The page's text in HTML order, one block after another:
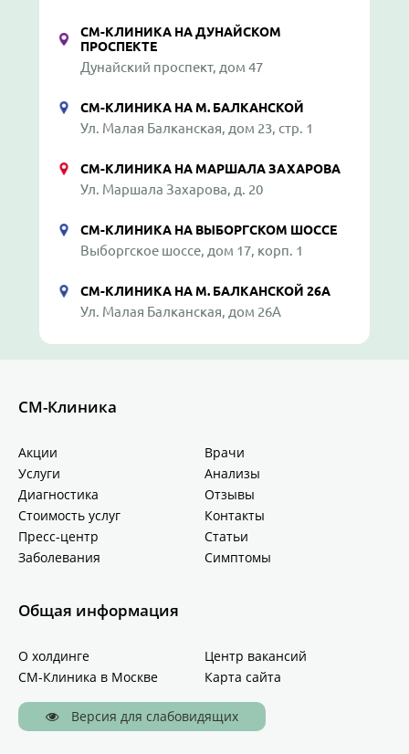
СМ-КЛИНИКА НА ДУНАЙСКОМ
ПРОСПЕКТЕ
Дунайский проспект, дом 47
СМ-КЛИНИКА НА М. БАЛКАНСКОЙ
Ул. Малая Балканская, дом 23, стр. 1
СМ-КЛИНИКА НА МАРШАЛА ЗАХАРОВА
Ул. Маршала Захарова, д. 20
СМ-КЛИНИКА НА ВЫБОРГСКОМ ШОССЕ
Выборгское шоссе, дом 17, корп. 1
СМ-КЛИНИКА НА М. БАЛКАНСКОЙ 26А
Ул. Малая Балканская, дом 26А
СМ-Клиника
Акции
Врачи
Услуги
Анализы
Диагностика
Отзывы
Стоимость услуг
Контакты
Пресс-центр
Статьи
Заболевания
Симптомы
Общая информация
О холдинге
Центр вакансий
СМ-Клиника в Москве
Карта сайта
Версия для слабовидящих